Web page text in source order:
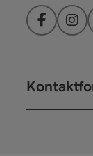
Facebook